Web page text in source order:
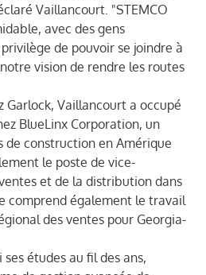
Vaillancourt. "STEMCO
avec des gens
de pouvoir se joindre à
vision de rendre les routes
Garlock, Vaillancourt a occupé
BlueLinx Corporation, un
construction en Amérique
le poste de vice-
et de la distribution dans
comprend également le travail
des ventes pour Georgia-
études au fil des ans,